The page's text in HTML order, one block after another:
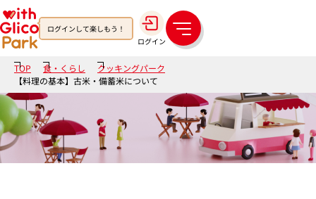
ログインして楽しもう！
ログイン
メ
ニ
TOP 食・くらし
クッキングパーク
【料理の基本】古米・備蓄米について